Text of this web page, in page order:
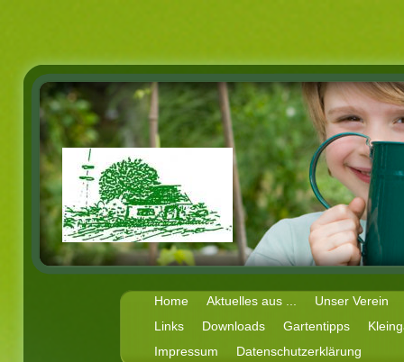
Home Aktuelles aus ...
Unser Verein
Links
Downloads Gartentipps
Impressum
Datenschutzerklärung